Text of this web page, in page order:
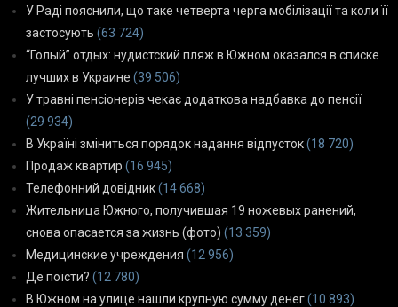
У Раді пояснили, що таке четверта черга мобілізації та коли її
застосують (63 724)
“Голый” отдых: нудистский пляж в Южном оказался в списке
лучших в Украине (39 506)
У травні пенсіонерів чекає додаткова надбавка до пенсії
(29 934)
В Україні зміниться порядок надання відпусток(18 720)
Продаж квартир (16 945)
Телефонний довідник(14 668)
Жительница Южного, получившая 19 ножевых ранений,
снова опасается за жизнь (фото) (13 359)
Медицинские учреждения (12 956)
Де поїсти? (12 780)
В Южном на улице нашли крупную сумму денег(10 893)